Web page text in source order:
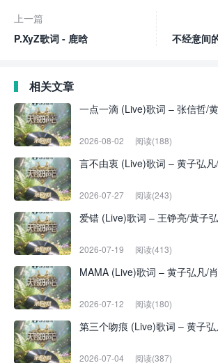
上一篇
P.XyZ歌词 - 鹿晗
不经意间
相关文章
一点一滴 (Live)歌词 – 张信哲/
2026-08-02 阅读(188)
言不由衷 (Live)歌词 – 黄子弘
2026-07-27 阅读(243)
爱错 (Live)歌词 – 王铮亮/黄子
2026-07-19 阅读(413)
MAMA (Live)歌词 – 黄子弘凡/
2026-07-12 阅读(180)
第三个吻痕 (Live)歌词 – 黄子
2026-07-04 阅读(387)